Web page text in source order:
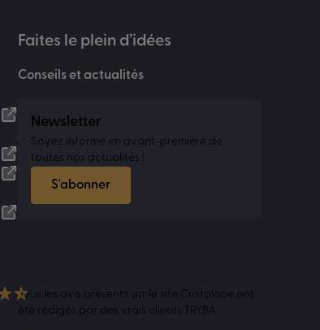
Faites le plein d’idées
Conseils et actualités
Newsletter
Soyez informé en avant-première de
toutes nos actualités !
S'abonner
Tous les avis présents sur le site Custplace ont
été rédigés par des vrais clients TRYBA